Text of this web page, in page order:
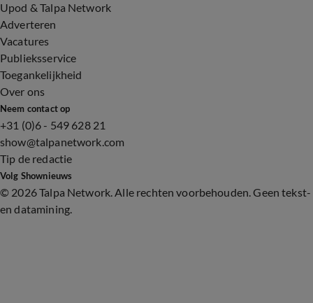
Upod & Talpa Network
Adverteren
Vacatures
Publieksservice
Toegankelijkheid
Over ons
Neem contact op
+31 (0)6 - 549 628 21
show@talpanetwork.com
Tip de redactie
Volg Shownieuws
© 2026 Talpa Network. Alle rechten voorbehouden. Geen tekst-
en datamining.